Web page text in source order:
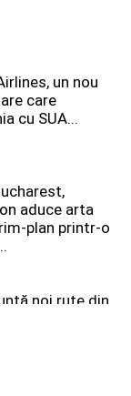
un nou
care
cu SUA...
aduce arta
plan printr-o
noi rute din